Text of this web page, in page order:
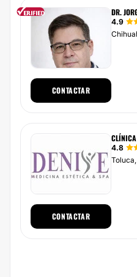
DR.
4.9
CONTACTAR
CLÍNICA
4.8
CONTACTAR